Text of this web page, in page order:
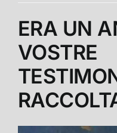
ERA UN
VOSTRE